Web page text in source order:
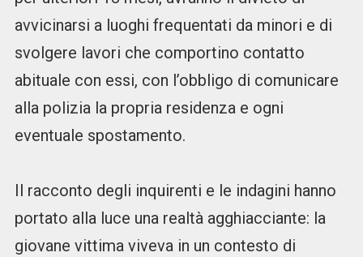
avvicinarsi a luoghi frequentati da minori e di
svolgere lavori che comportino contatto
abituale con essi, con l’obbligo di comunicare
alla polizia la propria residenza e ogni
eventuale spostamento.
Il racconto degli inquirenti e le indagini hanno
portato alla luce una realtà agghiacciante: la
giovane vittima viveva in un contesto di